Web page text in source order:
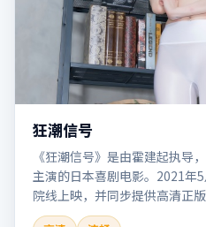
狂潮信号
《狂潮信号》是由霍建起执导
主演的日本喜剧电影。2021年
院线上映，并同步提供高清正
点：笑点自然生活化，轻松解